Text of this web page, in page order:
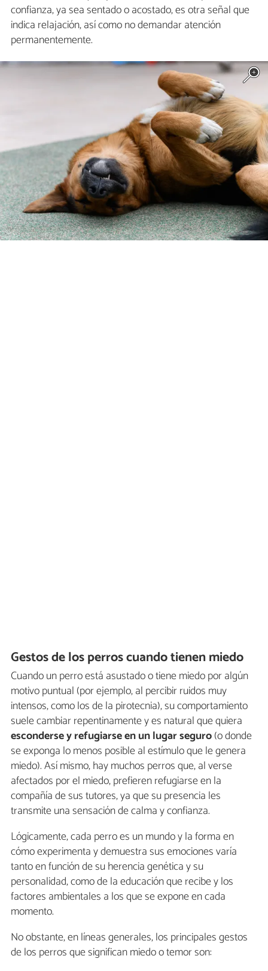
confianza, ya sea sentado o acostado, es otra señal que
indica relajación, así como no demandar atención
permanentemente.
Gestos de los perros cuando tienen miedo
Cuando un perro está asustado o tiene miedo por algún
motivo puntual (por ejemplo, al percibir ruidos muy
intensos, como los de la pirotecnia), su comportamiento
suele cambiar repentinamente y es natural que quiera
esconderse y refugiarse en un lugar seguro(o donde
se exponga lo menos posible al estímulo que le genera
miedo). Así mismo, hay muchos perros que, al verse
afectados por el miedo, prefieren refugiarse en la
compañía de sus tutores, ya que su presencia les
transmite una sensación de calma y confianza.
Lógicamente, cada perro es un mundo y la forma en
cómo experimenta y demuestra sus emociones varía
tanto en función de su herencia genética y su
personalidad, como de la educación que recibe y los
factores ambientales a los que se expone en cada
momento.
No obstante, en líneas generales, los principales gestos
de los perros que significan miedo o temor son: